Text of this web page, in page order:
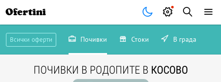
Ofertini
Всички оферти Почивки Стоки В града
ПОЧИВКИ В РОДОПИТЕ В КОСОВО